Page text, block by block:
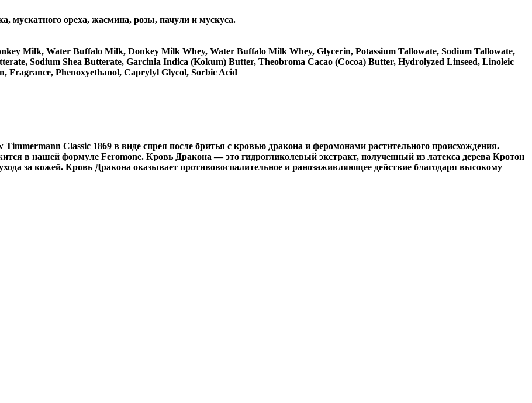
мускатного ореха, жасмина, розы, пачули и мускуса.
Milk, Water Buffalo Milk, Donkey Milk Whey, Water Buffalo Milk Whey, Glycerin, Potassium Tallowate, Sodium Tallowate,
Sodium Shea Butterate, Garcinia Indica (Kokum) Butter, Theobroma Cacao (Cocoa) Butter, Hydrolyzed Linseed, Linoleic
Phenoxyethanol, Caprylyl Glycol, Sorbic Acid
Classic 1869 в виде спрея после бритья с кровью дракона и феромонами растительного происхождения.
в нашей формуле Feromone. Кровь Дракона — это гидрогликолевый экстракт, полученный из латекса дерева Кротон
за кожей. Кровь Дракона оказывает противовоспалительное и ранозаживляющее действие благодаря высокому